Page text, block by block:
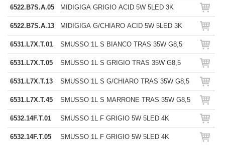
6522.B7S.A.05 MIDIGIGA GRIGIO ACID 5W 5LED 3K
6522.B7S.A.13 MIDIGIGA G/CHIARO ACID 5W 5LED 3K
6531.L7X.T.01 SMUSSO 1L S BIANCO TRAS 35W G8,5
6531.L7X.T.05 SMUSSO 1L S GRIGIO TRAS 35W G8,5
6531.L7X.T.13 SMUSSO 1L S G/CHIARO TRAS 35W G8,5
6531.L7X.T.45 SMUSSO 1L S MARRONE TRAS 35W G8,5
6532.14F.T.01 SMUSSO 1L F GRIGIO 5W 5LED 4K
6532.14F.T.05 SMUSSO 1L F GRIGIO 5W 5LED 4K